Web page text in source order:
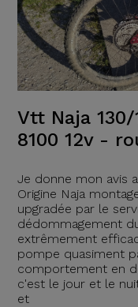
Vtt Naja
8100 12v -
Je donne mon avis
Origine Naja
upgradée par le
dédommagement
extrêmement
pompe quasiment
comportement en
c'est le jour et le
et